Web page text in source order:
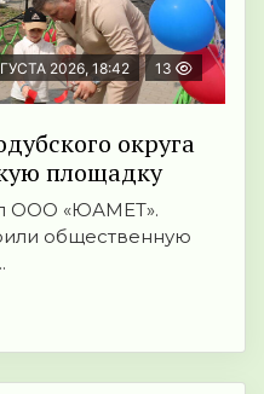
2026, 18:42 13
округа
площадку
ООО «ЮАМЕТ».
общественную